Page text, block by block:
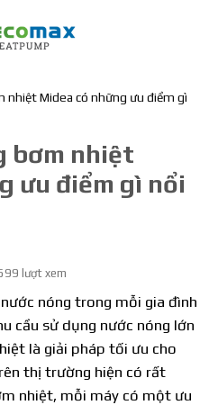
nhiệt Midea có những ưu điểm gì
bơm nhiệt
ưu điểm gì nổi
lượt xem
nóng trong mỗi gia đình
cầu sử dụng nước nóng lớn
là giải pháp tối ưu cho
thị trường hiện có rất
nhiệt, mỗi máy có một ưu